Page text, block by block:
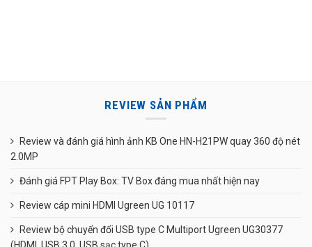
REVIEW SẢN PHẨM
Review và đánh giá hình ảnh KB One HN-H21PW quay 360 độ nét
2.0MP
Đánh giá FPT Play Box: TV Box đáng mua nhất hiện nay
Review cáp mini HDMI Ugreen UG 10117
Review bộ chuyển đổi USB type C Multiport Ugreen UG30377